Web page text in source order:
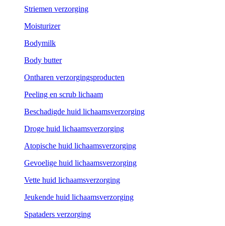
Striemen verzorging
Moisturizer
Bodymilk
Body butter
Ontharen verzorgingsproducten
Peeling en scrub lichaam
Beschadigde huid lichaamsverzorging
Droge huid lichaamsverzorging
Atopische huid lichaamsverzorging
Gevoelige huid lichaamsverzorging
Vette huid lichaamsverzorging
Jeukende huid lichaamsverzorging
Spataders verzorging